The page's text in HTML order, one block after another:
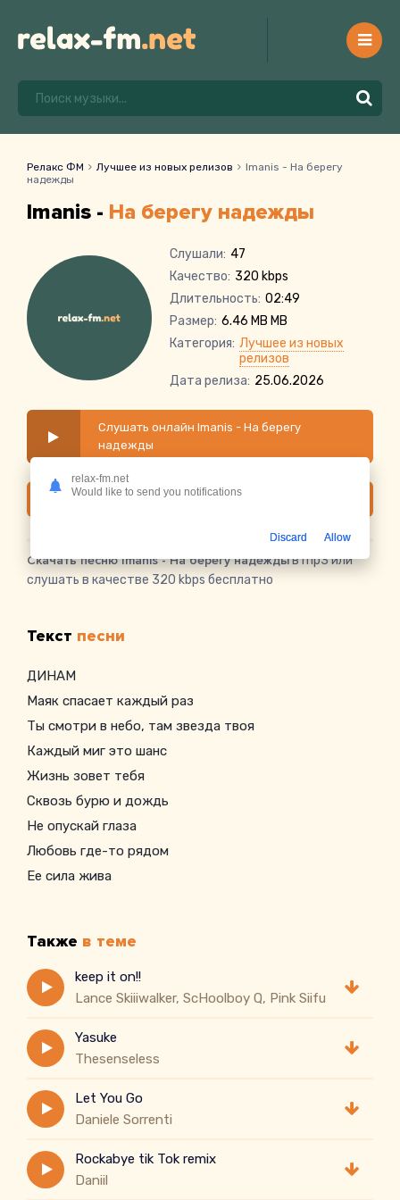
Релакс ФМ Лучшее из новых релизов
Imanis - На берегу
надежды
Imanis - На берегу надежды
Слушали: 47
Качество: 320 kbps
Длительность: 02:49
Размер: 6.46 MB MB
Категория: Лучшее из новых
релизов
Дата релиза: 25.06.2026
Слушать онлайн Imanis - На берегу
надежды
Скачать
Скачать песню Imanis - На берегу надеждыв mp3 или
слушать в качестве 320 kbps бесплатно
Текст песни
ДИНАМ
Маяк спасает каждый раз
Ты смотри в небо, там звезда твоя
Каждый миг это шанс
Жизнь зовет тебя
Сквозь бурю и дождь
Не опускай глаза
Любовь где-то рядом
Ее сила жива
Также в теме
keep it on!!
Lance Skiiiwalker, ScHoolboy Q, Pink Siifu
Yasuke
Thesenseless
Let You Go
Daniele Sorrenti
Rockabye tik Tok remix
Daniil
relax-fm.net
Would like to send you notifications
Discard Allow